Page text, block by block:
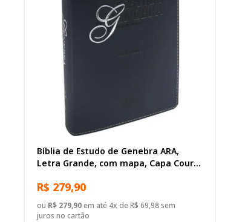
Bíblia de Estudo de Genebra ARA,
Letra Grande, com mapa, Capa Couro
R$ 279,90
ou R$ 279,90em até 4x de R$ 69,98 sem
juros no cartão